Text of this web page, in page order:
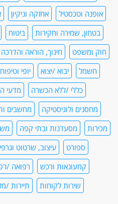
אופנה וטכסטיל
אחזקה וניקיון
בטחון, שמירה וחקירות
ביטוח
חוק ומשפט
חינוך, הוראה והדרכה
חשמל
יבוא /יצוא יופי וטיפוח
כללי /ללא הכשרה
מדעי
מחסנים ולוגיסטיקה
מחשבים
מכירות
מסעדנות ובתי קפה
ספורט
עיצוב, שרטוט
קמעונאות ורכש
רפואה /
שירות לקוחות
תיירות /